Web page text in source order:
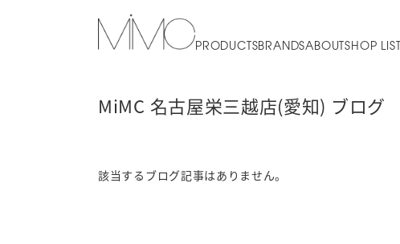
PRODUCTSBRANDSABOUTSHOP LIST
MiMC 名古屋栄三越店(愛知) ブログ
該当するブログ記事はありません。